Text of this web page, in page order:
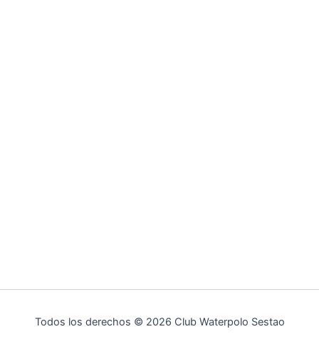
Todos los derechos © 2026 Club Waterpolo Sestao